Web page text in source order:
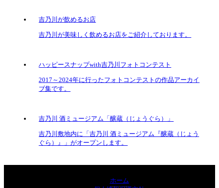
吉乃川が飲めるお店
吉乃川が美味しく飲めるお店をご紹介しております。
ハッピースナップwith吉乃川フォトコンテスト
2017～2024年に行ったフォトコンテストの作品アーカイ
ブ集です。
吉乃川 酒ミュージアム「醸蔵（じょうぐら）」
吉乃川敷地内に「吉乃川 酒ミュージアム『醸蔵（じょう
ぐら）』」がオープンします。
ホーム